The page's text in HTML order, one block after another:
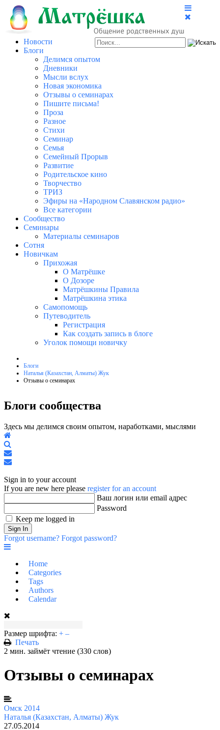
Новости
Блоги
Делимся опытом
Дневники
Мысли вслух
Новая экономика
Отзывы о семинарах
Пишите письма!
Проза
Разное
Стихи
Семинар
Семья
Семейный Прорыв
Развитие
Родительское кино
Творчество
ТРИЗ
Эфиры на «Народном Славянском радио»
Все категории
Сообщество
Семинары
Материалы семинаров
Сотня
Новичкам
Прихожая
О Матрёшке
О Дозоре
Матрёшкины Правила
Матрёшкина этика
Самопомощь
Путеводитель
Регистрация
Как создать запись в блоге
Уголок помощи новичку
Блоги
Наталья (Казахстан, Алматы) Жук
Отзывы о семинарах
Блоги сообщества
Здесь мы делимся своим опытом, наработками, мыслями
Подписаться
на
Отписаться
блога
In
Sign in to your account
If you are new here please register for an account
Ваш логин или email адрес
Password
Keep me logged in
Sign In
Forgot username? Forgot password?
Home
Categories
Tags
Authors
Calendar
Размер шрифта: + –
Печать
2 мин. займёт чтение (330 слов)
Отзывы о семинарах
Омск 2014
Наталья (Казахстан, Алматы) Жук
27.05.2014